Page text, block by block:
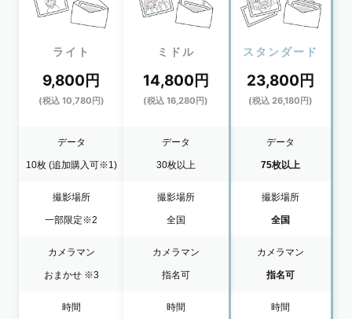
ライト
9,800円
(税込 10,780円)
データ
10枚 (追加購入可※1)
撮影場所
一部限定※2
カメラマン
おまかせ ※3
時間
ミドル
14,800円
(税込 16,280円)
データ
30枚以上
撮影場所
全国
カメラマン
指名可
時間
スタンダード
23,800円
(税込 26,180円)
データ
75枚以上
撮影場所
全国
カメラマン
指名可
時間